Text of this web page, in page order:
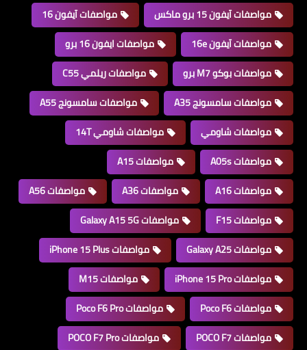
مواصفات آيفون 15 برو ماكس
مواصفات آيفون 16
مواصفات آيفون 16e
مواصفات ايفون 16 برو
مواصفات بوكو M7 برو
مواصفات ريلمي C55
مواصفات سامسونج A35
مواصفات سامسونج A55
مواصفات شاومي
مواصفات شاومي 14T
مواصفات A05s
مواصفات A15
مواصفات A16
مواصفات A36
مواصفات A56
مواصفات F15
مواصفات Galaxy A15 5G
مواصفات Galaxy A25
مواصفات iPhone 15 Plus
مواصفات iPhone 15 Pro
مواصفات M15
مواصفات Poco F6
مواصفات Poco F6 Pro
مواصفات POCO F7
مواصفات POCO F7 Pro